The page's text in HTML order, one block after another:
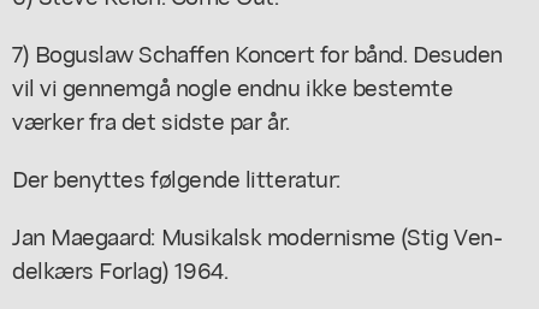
7) Boguslaw Schaffen Koncert for bånd. Desuden
vil vi gennemgå nogle endnu ikke bestemte
værker fra det sidste par år.
Der benyttes følgende litteratur:
Jan Maegaard: Musikalsk modernisme (Stig Ven-
delkærs Forlag) 1964.